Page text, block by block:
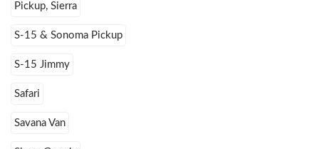
Pickup, Sierra
S-15 & Sonoma Pickup
S-15 Jimmy
Safari
Savana Van